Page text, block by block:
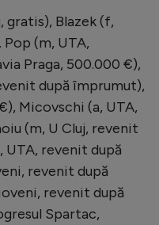
gratis), Blazek (f,
Pop (m, UTA,
Praga, 500.000 €),
după împrumut),
Micovschi (a, UTA,
(m, U Cluj, revenit
UTA, revenit după
revenit după
revenit după
Spartac,